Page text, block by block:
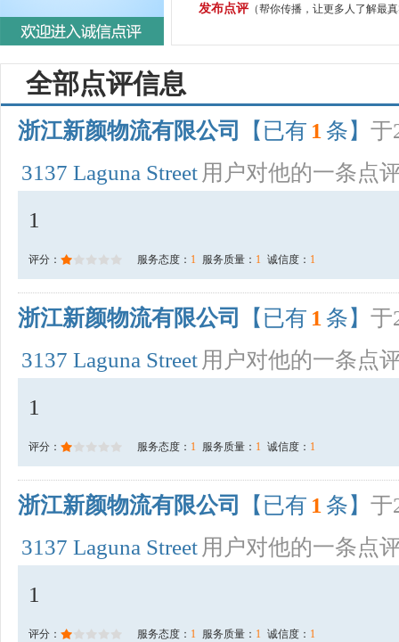
发布点评（帮你传播，让更多人了解最
全部点评信息
浙江新颜物流有限公司 【已有 1 条】 于
3137 Laguna Street 用户对他的一条点
1
评分： 服务态度： 1 服务质量： 1 诚信度： 1
浙江新颜物流有限公司 【已有 1 条】 于
3137 Laguna Street 用户对他的一条点
1
评分： 服务态度： 1 服务质量： 1 诚信度： 1
浙江新颜物流有限公司 【已有 1 条】 于
3137 Laguna Street 用户对他的一条点
1
评分： 服务态度： 1 服务质量： 1 诚信度： 1